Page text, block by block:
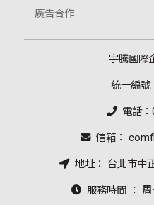
廣告合作
宇騰國際
統一編號
電話
信箱：
地址： 台北市中
服務時間 ：